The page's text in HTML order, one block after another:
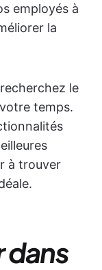
employés à
la
le
temps.
à trouver
dans